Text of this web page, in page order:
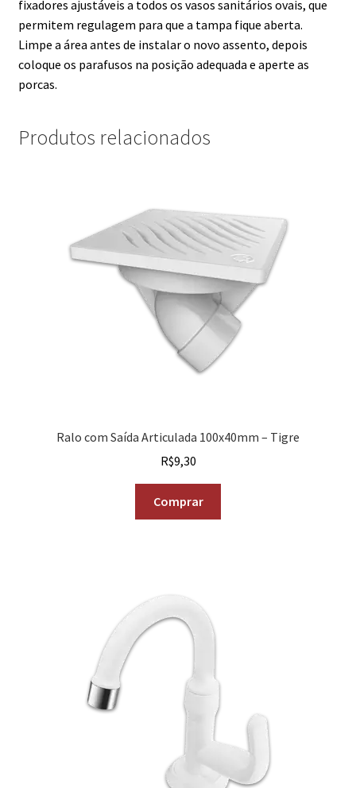
fixadores ajustáveis a todos os vasos sanitários ovais, que
permitem regulagem para que a tampa fique aberta.
Limpe a área antes de instalar o novo assento, depois
coloque os parafusos na posição adequada e aperte as
porcas.
Produtos relacionados
Ralo com Saída Articulada 100x40mm – Tigre
R$9,30
Comprar